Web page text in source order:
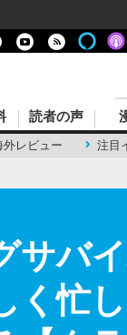
外レビュー 注目
読者の声
サバ
く忙